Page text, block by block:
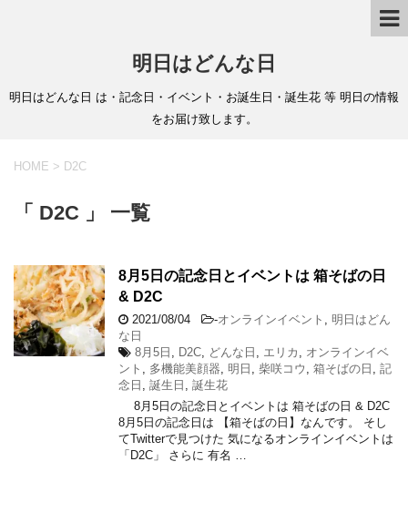
明日はどんな日
明日はどんな日 は・記念日・イベント・お誕生日・誕生花 等 明日の情報
をお届け致します。
HOME > D2C
「 D2C 」 一覧
8月5日の記念日とイベントは 箱そばの日
& D2C
2021/08/04 -オンラインイベント
明日はどん
な日
8月5日
D2C どんな日 エリカ
オンラインイベ
ント
多機能美顔器 明日 柴咲コウ 箱そばの日
記
念日
誕生日
誕生花
8月5日の記念日とイベントは 箱そばの日 & D2C
8月5日の記念日は 【箱そばの日】なんです。 そし
てTwitterで見つけた 気になるオンラインイベントは
「D2C」 さらに 有名 …